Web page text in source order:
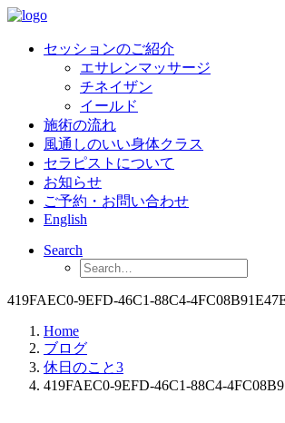
セッションのご紹介
エサレンマッサージ
チネイザン
イールド
施術の流れ
風通しのいい身体クラス
セラピストについて
お知らせ
ご予約・お問い合わせ
English
Search
419FAEC0-9EFD-46C1-88C4-
Home
ブログ
休日のこと3
419FAEC0-9EFD-46C1-88C4-